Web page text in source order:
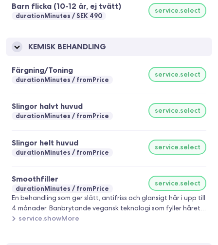
Barn flicka (10-12 år, ej tvätt)
durationMinutes SEK 490
service.select
KEMISK BEHANDLING
Färgning/Toning
durationMinutes fromPrice
service.select
Slingor halvt huvud
durationMinutes fromPrice
service.select
Slingor helt huvud
durationMinutes fromPrice
service.select
Smoothfiller
durationMinutes fromPrice
service.select
En behandling som ger slätt, antifriss och glansigt hår i upp till
4 månader. Banbrytande vegansk teknologi som fyller håret
med bindningsbildande molekyler för en naturlig, långvarig
service.showMore